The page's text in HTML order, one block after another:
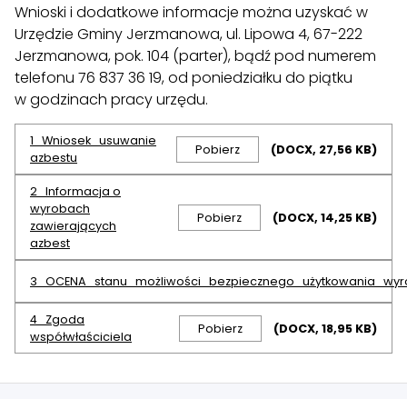
Wnioski i dodatkowe informacje można uzyskać w
Urzędzie Gminy Jerzmanowa, ul. Lipowa 4, 67-222
Jerzmanowa, pok. 104 (parter), bądź pod numerem
telefonu 76 837 36 19, od poniedziałku do piątku
w godzinach pracy urzędu.
1_Wniosek_usuwanie
azbestu
Pobierz (DOCX, 27,56 KB)
2_Informacja o
wyrobach
zawierających
azbest
Pobierz (DOCX, 14,25 KB)
4_Zgoda
współwłaściciela
Pobierz (DOCX, 18,95 KB)